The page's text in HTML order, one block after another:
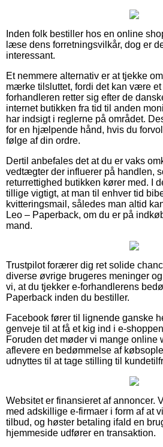
Inden folk bestiller hos en online
læse dens forretningsvilkår, dog er
interessant.
Et nemmere alternativ er at tjekke
mærke tilsluttet, fordi det kan være
forhandleren retter sig efter de
internet butikken fra tid til anden
har indsigt i reglerne på området.
for en hjælpende hånd, hvis du
følge af din ordre.
Dertil anbefales det at du er vaks
vedtægter der influerer på handlen,
returrettighed butikken kører med. I
tillige vigtigt, at man til enhver tid
kvitteringsmail, således man altid
Leo – Paperback, om du er på
mand.
Trustpilot forærer dig ret solide
diverse øvrige brugeres meninger
vi, at du tjekker e-forhandlerens
Paperback inden du bestiller.
Facebook fører til lignende ganske
genveje til at få et kig ind i e-
Foruden det møder vi mange online
aflevere en bedømmelse af
udnyttes til at tage stilling til
Websitet er finansieret af annoncer.
med adskillige e-firmaer i form af at
tilbud, og høster betaling ifald en
hjemmeside udfører en transaktion.